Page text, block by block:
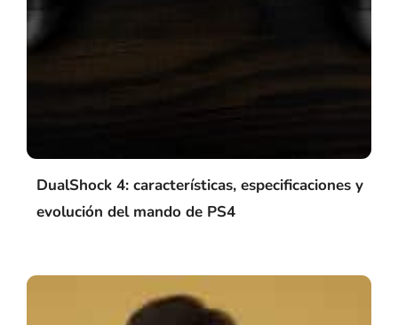
DualShock 4: características, especificaciones y
evolución del mando de PS4